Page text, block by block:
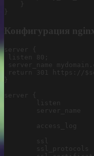
    }
}
Конфигурация
server {
listen 80;
server_name
return 301 https://
}
server {
listen
server_name
access_log
ssl
ssl_protocols